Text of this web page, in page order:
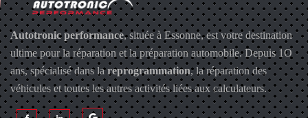
Autotronic performance, située à Essonne, est votre destination
ultime pour la réparation et la préparation automobile. Depuis 1O
ans, spécialisé dans lareprogrammation, la réparation des
véhicules et toutes les autres activités liées aux calculateurs.